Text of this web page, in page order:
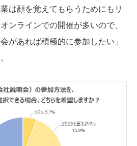
は顔を覚えてもらうためにもリ
ンラインでの開催が多いので、
があれば積極的に参加したい」